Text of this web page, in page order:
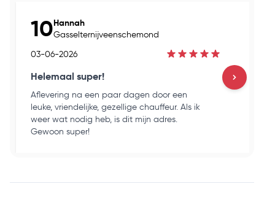
10Hannah
Gasselternijveenschemond
03-06-2026
Helemaal super!
Aflevering na een paar dagen door een
leuke, vriendelijke, gezellige chauffeur. Als ik
weer wat nodig heb, is dit mijn adres.
Gewoon super!